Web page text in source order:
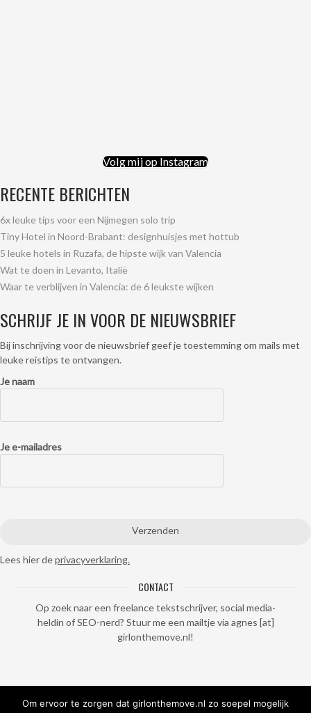
Volg mij op Instagram
RECENTE BERICHTEN
6x leuke tips voor een Nijmegen solo trip
Tiny Hotel in Noord-Brabant: designhuisjes met hottub
5 leuke hotels in Ruzafa, de hipste wijk van Valencia
Wat te doen in Levanto, Italië
Waar te verblijven in Valencia: de 6 leukste wijken
SCHRIJF JE IN VOOR DE NIEUWSBRIEF
Bij inschrijving voor de nieuwsbrief geef je toestemming om mails met
leuke reistips te ontvangen.
Je naam
Je e-mailadres
Lees hier deprivacyverklaring.
CONTACT
Op zoek naar een freelance tekstschrijver, social media-
heldin of SEO-nerd? Stuur me een mailtje via agnes [at]
girlonthemove.nl!
Om ervoor te zorgen dat girlonthemove.nl zo soepel mogelijk